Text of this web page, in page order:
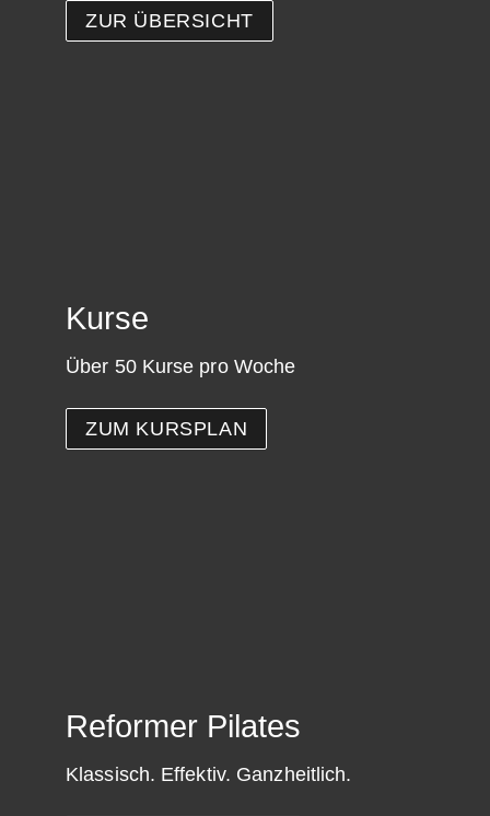
ZUR ÜBERSICHT
Kurse
Über 50 Kurse pro Woche
ZUM KURSPLAN
Reformer Pilates
Klassisch. Effektiv. Ganzheitlich.